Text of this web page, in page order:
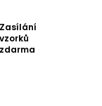
Zasílání
vzorků
zdarma